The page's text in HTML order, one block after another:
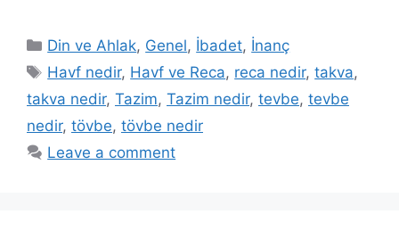
Categories
Din ve Ahlak, Genel, İbadet, İnanç
Tags
Havf nedir, Havf ve Reca, reca nedir,takva,
takva nedir, Tazim, Tazim nedir, tevbe, tevbe
nedir, tövbe, tövbe nedir
Leave a comment